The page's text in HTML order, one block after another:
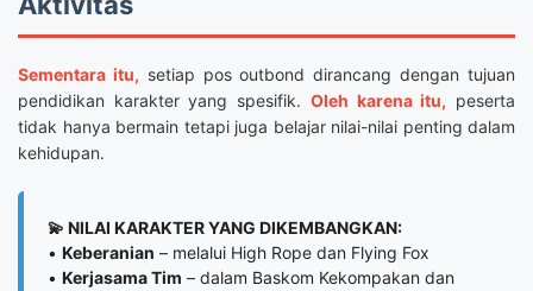
Sementara itu, setiap pos outbond dirancang dengan tujuan
pendidikan karakter yang spesifik. Oleh karena itu, peserta
tidak hanya bermain tetapi juga belajar nilai-nilai penting dalam
kehidupan.
💫 NILAI KARAKTER YANG DIKEMBANGKAN:
• Keberanian – melalui High Rope dan Flying Fox
• Kerjasama Tim – dalam Baskom Kekompakan dan